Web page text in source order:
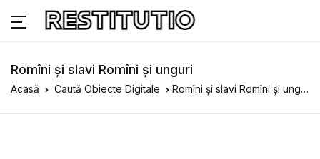
Romîni și slavi Romîni și unguri
Acasă Caută Obiecte Digitale Romîni și slavi Romîni și unguri